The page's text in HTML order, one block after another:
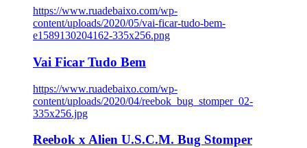
https://www.ruadebaixo.com/wp-
content/uploads/2020/05/vai-ficar-tudo-bem-
e1589130204162-335x256.png
Vai Ficar Tudo Bem
https://www.ruadebaixo.com/wp-
content/uploads/2020/04/reebok_bug_stomper_02-
335x256.jpg
Reebok x Alien U.S.C.M. Bug Stomper